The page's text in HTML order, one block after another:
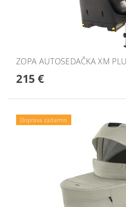
ZOPA AUTOSEDAČKA XM
215 €
Doprava zadarmo